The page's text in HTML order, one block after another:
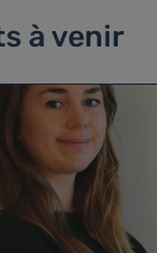
à venir